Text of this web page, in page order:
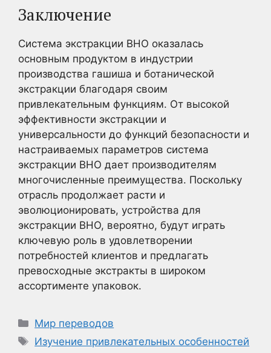
Заключение
Система экстракции BHO оказалась
основным продуктом в индустрии
производства гашиша и ботанической
экстракции благодаря своим
привлекательным функциям. От высокой
эффективности экстракции и
универсальности до функций безопасности и
настраиваемых параметров система
экстракции BHO дает производителям
многочисленные преимущества. Поскольку
отрасль продолжает расти и
эволюционировать, устройства для
экстракции BHO, вероятно, будут играть
ключевую роль в удовлетворении
потребностей клиентов и предлагать
превосходные экстракты в широком
ассортименте упаковок.
Рубрики
Мир переводов
Метки
Изучение привлекательных особенностей